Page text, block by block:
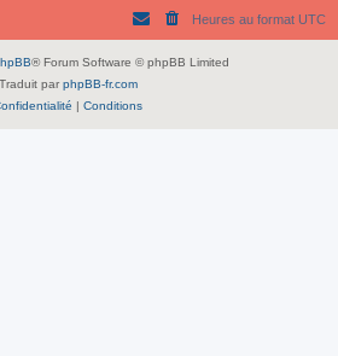
Heures au format UTC
® Forum Software © phpBB Limited
Traduit par phpBB-fr.com
| Conditions